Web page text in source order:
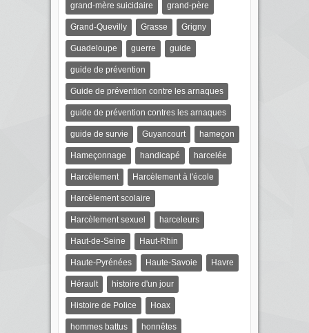
grand-mère suicidaire grand-père
Grand-Quevilly Grasse Grigny
Guadeloupe guerre guide
guide de prévention
Guide de prévention contre les arnaques
guide de prévention contres les arnaques
guide de survie Guyancourt hameçon
Hameçonnage handicapé harcelée
Harcèlement Harcèlement à l'école
Harcèlement scolaire
Harcèlement sexuel harceleurs
Haut-de-Seine Haut-Rhin
Haute-Pyrénées Haute-Savoie Havre
Hérault histoire d'un jour
Histoire de Police Hoax
hommes battus honnêtes